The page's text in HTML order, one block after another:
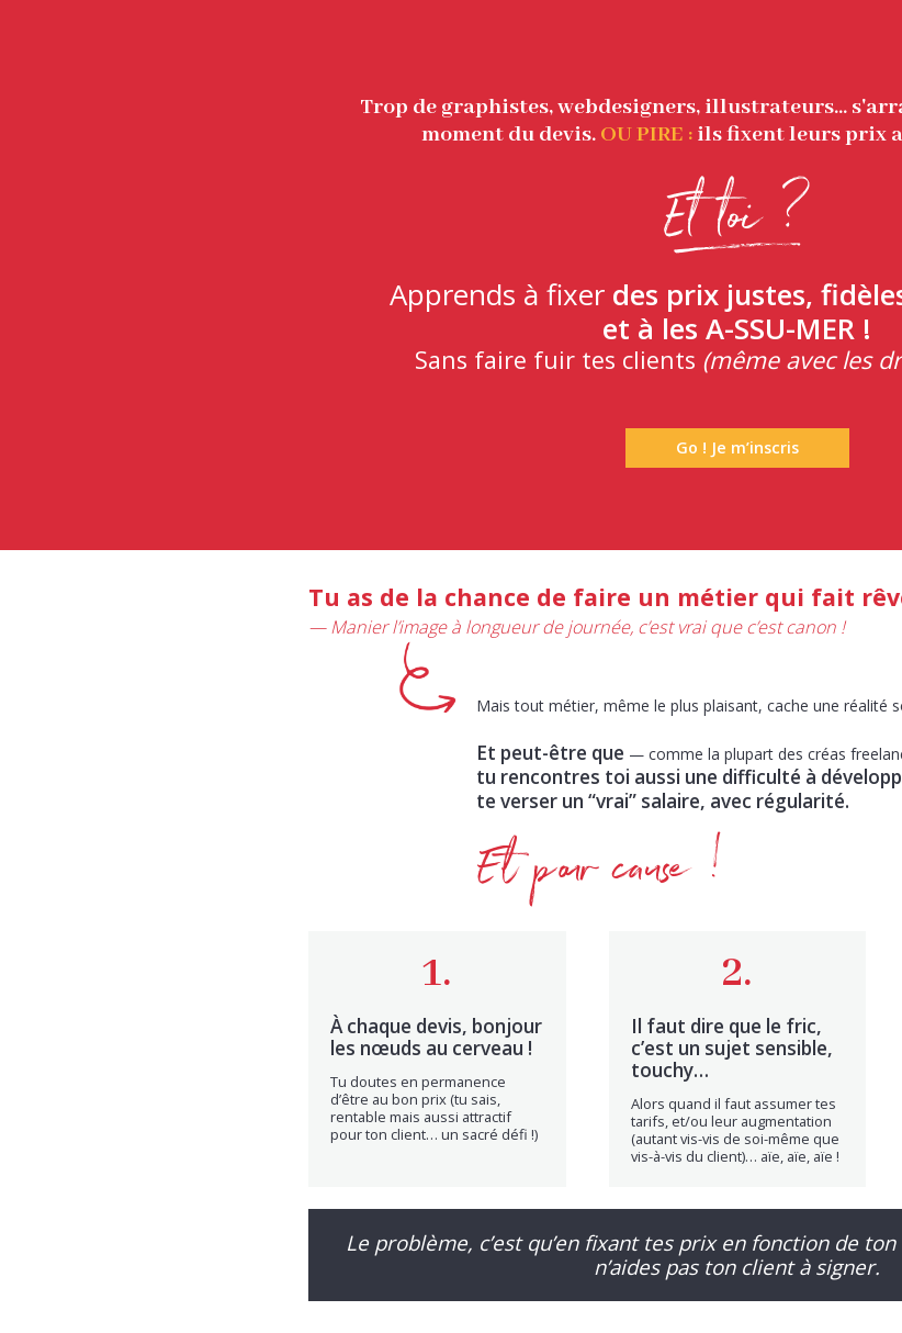
Trop de graphistes, webdesigners, illustrateurs…
moment du devis. OU PIRE : ils fixent leurs prix
Et toi ?
i
Apprends à fixer des prix justes,
et à les A-SSU-MER !
Sans faire fuir tes clients (même avec les
Go ! Je m’inscris
Tu as de la chance de faire un métier qui fait
— Manier l’image à longueur de journée, c’est vrai que c’est canon !
Mais tout métier, même le plus plaisant, cache une réalité
Et peut-être que — comme la plupart des créas
tu rencontres toi aussi une difficulté à
te verser un “vrai” salaire, avec régularité.
Et pour cause !
1.
À chaque devis, bonjour
les nœuds au cerveau !
Tu doutes en permanence
d’être au bon prix (tu sais,
rentable mais aussi attractif
pour ton client… un sacré défi !)
2.
Il faut dire que le fric,
c’est un sujet sensible,
touchy…
Alors quand il faut assumer tes
tarifs, et/ou leur augmentation
(autant vis-vis de soi-même que
vis-à-vis du client)… aïe, aïe, aïe !
Le problème, c’est qu’en fixant tes prix en fonction de
n’aides pas ton client à signer.